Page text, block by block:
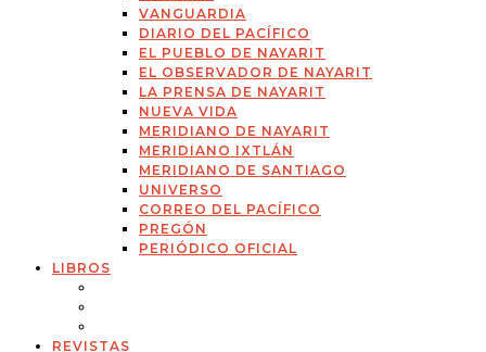
VANGUARDIA
DIARIO DEL PACÍFICO
EL PUEBLO DE NAYARIT
EL OBSERVADOR DE NAYARIT
LA PRENSA DE NAYARIT
NUEVA VIDA
MERIDIANO DE NAYARIT
MERIDIANO IXTLÁN
MERIDIANO DE SANTIAGO
UNIVERSO
CORREO DEL PACÍFICO
PREGÓN
PERIÓDICO OFICIAL
LIBROS
REVISTAS